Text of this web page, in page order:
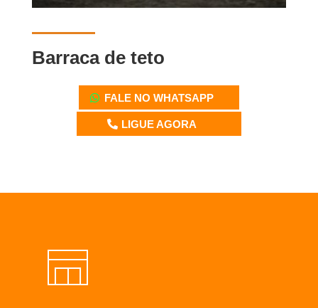
Barraca de teto
FALE NO WHATSAPP
LIGUE AGORA